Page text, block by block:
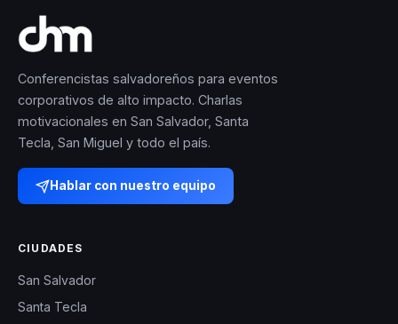
Conferencistas salvadoreños para eventos
corporativos de alto impacto. Charlas
motivacionales en San Salvador, Santa
Tecla, San Miguel y todo el país.
Hablar con nuestro equipo
CIUDADES
San Salvador
Santa Tecla